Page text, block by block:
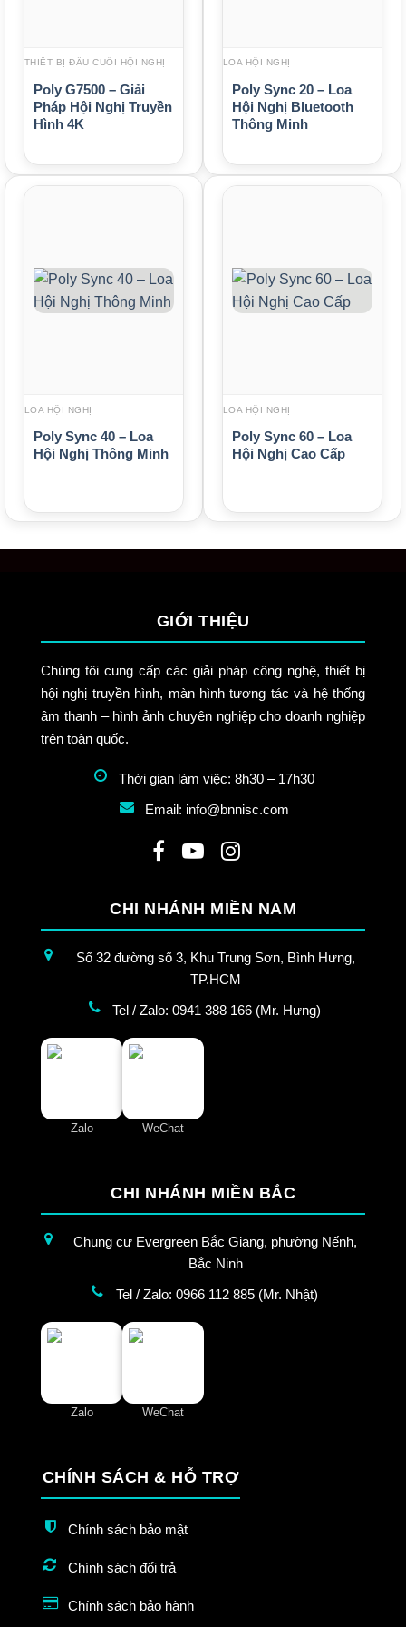
THIẾT BỊ ĐẦU CUỐI HỘI NGHỊ
Poly G7500 – Giải
Pháp Hội Nghị Truyền
Hình 4K
LOA HỘI NGHỊ
Poly Sync 20 – Loa
Hội Nghị Bluetooth
Thông Minh
LOA HỘI NGHỊ
Poly Sync 40 – Loa
Hội Nghị Thông Minh
LOA HỘI NGHỊ
Poly Sync 60 – Loa
Hội Nghị Cao Cấp
GIỚI THIỆU
Chúng tôi cung cấp các giải pháp công nghệ, thiết bị
hội nghị truyền hình, màn hình tương tác và hệ thống
âm thanh – hình ảnh chuyên nghiệp cho doanh nghiệp
trên toàn quốc.
Thời gian làm việc: 8h30 – 17h30
Email: info@bnnisc.com
CHI NHÁNH MIỀN NAM
Số 32 đường số 3, Khu Trung Sơn, Bình Hưng,
TP.HCM
Tel / Zalo: 0941 388 166 (Mr. Hưng)
Zalo WeChat
CHI NHÁNH MIỀN BẮC
Chung cư Evergreen Bắc Giang, phường Nếnh,
Bắc Ninh
Tel / Zalo: 0966 112 885 (Mr. Nhật)
Zalo WeChat
CHÍNH SÁCH & HỖ TRỢ
Chính sách bảo mật
Chính sách đổi trả
Chính sách bảo hành